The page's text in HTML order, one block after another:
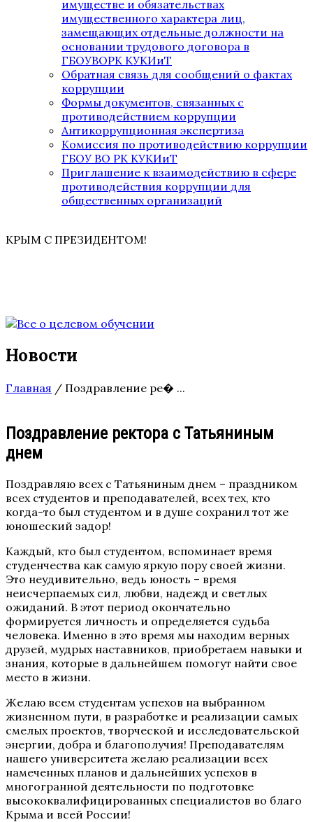
имуществе и обязательствах
имущественного характера лиц,
замещающих отдельные должности на
основании трудового договора в
ГБОУВОРК КУКИиТ
Обратная связь для сообщений о фактах
коррупции
Формы документов, связанных с
противодействием коррупции
Антикоррупционная экспертиза
Комиссия по противодействию коррупции
ГБОУ ВО РК КУКИиТ
Приглашение к взаимодействию в сфере
противодействия коррупции для
общественных организаций
КРЫМ С ПРЕЗИДЕНТОМ!
Новости
Главная / Поздравление ре� ...
Поздравление ректора с Татьяниным
днем
Поздравляю всех с Татьяниным днем – праздником
всех студентов и преподавателей, всех тех, кто
когда-то был студентом и в душе сохранил тот же
юношеский задор!
Каждый, кто был студентом, вспоминает время
студенчества как самую яркую пору своей жизни.
Это неудивительно, ведь юность – время
неисчерпаемых сил, любви, надежд и светлых
ожиданий. В этот период окончательно
формируется личность и определяется судьба
человека. Именно в это время мы находим верных
друзей, мудрых наставников, приобретаем навыки и
знания, которые в дальнейшем помогут найти свое
место в жизни.
Желаю всем студентам успехов на выбранном
жизненном пути, в разработке и реализации самых
смелых проектов, творческой и исследовательской
энергии, добра и благополучия! Преподавателям
нашего университета желаю реализации всех
намеченных планов и дальнейших успехов в
многогранной деятельности по подготовке
высококвалифицированных специалистов во благо
Крыма и всей России!